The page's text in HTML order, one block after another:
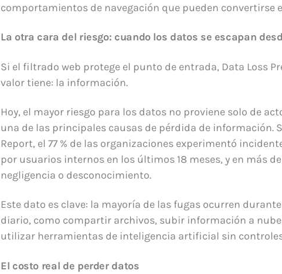
comportamientos de navegación que pueden
La otra cara del riesgo: cuando los datos se escapan
Si el filtrado web protege el punto de entrada, Data Loss
valor tiene: la información.
Hoy, el mayor riesgo para los datos no proviene solo de
una de las principales causas de pérdida de información.
Report, el 77 % de las organizaciones experimentó
por usuarios internos en los últimos 18 meses, y en más
negligencia o desconocimiento.
Este dato es clave: la mayoría de las fugas ocurren
diario, como compartir archivos, subir información a
utilizar herramientas de inteligencia artificial sin
El costo real de perder datos